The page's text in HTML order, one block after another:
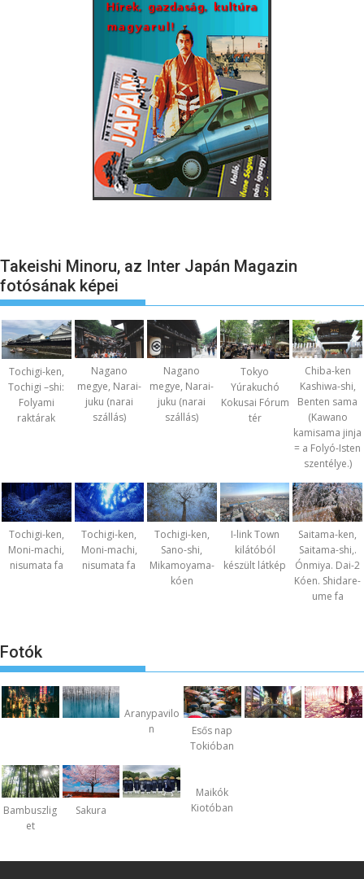
Takeishi Minoru, az Inter Japán Magazin
fotósának képei
Tochigi-ken,
Tochigi –shi:
Folyami
raktárak
Nagano
megye, Narai-
juku (narai
szállás)
Nagano
megye, Narai-
juku (narai
szállás)
Tokyo
Yúrakuchó
Kokusai Fórum
tér
Chiba-ken
Kashiwa-shi,
Benten sama
(Kawano
kamisama jinja
= a Folyó-Isten
szentélye.)
Tochigi-ken,
Moni-machi,
nisumata fa
Tochigi-ken,
Moni-machi,
nisumata fa
Tochigi-ken,
Sano-shi,
Mikamoyama-
kóen
I-link Town
kilátóból
készült látkép
Saitama-ken,
Saitama-shi,.
Ónmiya. Dai-2
Kóen. Shidare-
ume fa
Fotók
Aranypavilo
n
Esős nap
Tokióban
Bambuszlig
et
Sakura
Maikók
Kiotóban